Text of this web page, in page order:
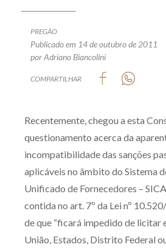
Termos de uso
Guia de Direitos dos
Produtos e
Orientação por
Mentoria Zênite
PREGÃO
Publicado em 14 de outubro de 2011
por Adriano Biancolini
COMPARTILHAR
Recentemente, chegou a esta
questionamento acerca da
incompatibilidade das sanções
aplicáveis no âmbito do Sistema
Unificado de Fornecedores –
contida no art. 7º da Lei nº
de que “ficará impedido de licitar
União, Estados, Distrito Federal